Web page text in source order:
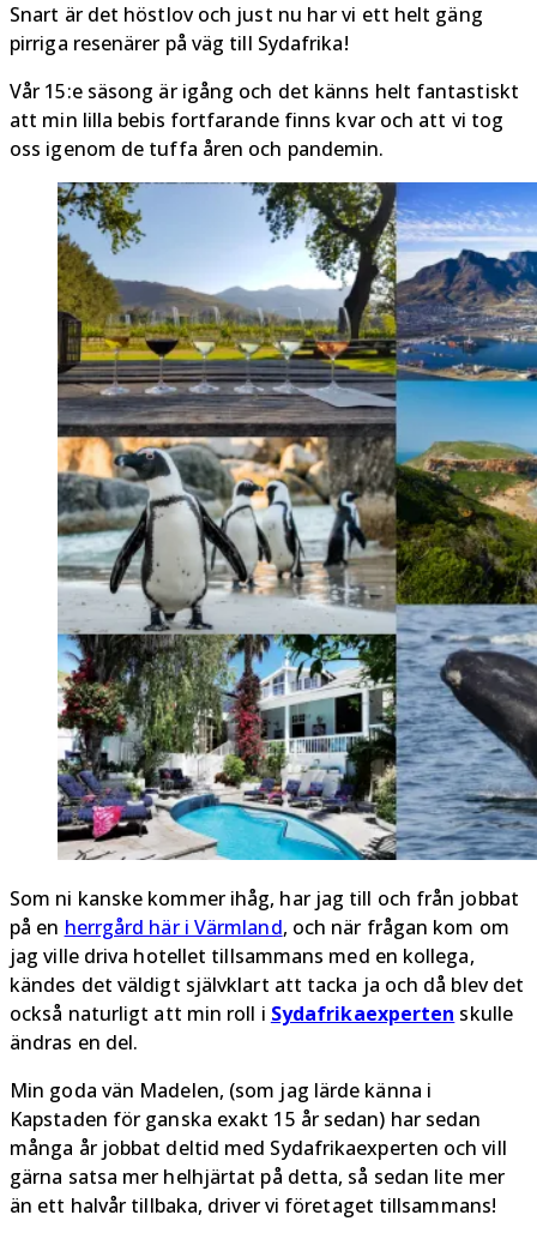
Snart är det höstlov och just nu har vi ett helt gäng
pirriga resenärer på väg till Sydafrika!
Vår 15:e säsong är igång och det känns helt fantastiskt
att min lilla bebis fortfarande finns kvar och att vi tog
oss igenom de tuffa åren och pandemin.
Som ni kanske kommer ihåg, har jag till och från jobbat
på en herrgård här i Värmland, och när frågan kom om
jag ville driva hotellet tillsammans med en kollega,
kändes det väldigt självklart att tacka ja och då blev det
också naturligt att min roll i Sydafrikaexperten skulle
ändras en del.
Min goda vän Madelen, (som jag lärde känna i
Kapstaden för ganska exakt 15 år sedan) har sedan
många år jobbat deltid med Sydafrikaexperten och vill
gärna satsa mer helhjärtat på detta, så sedan lite mer
än ett halvår tillbaka, driver vi företaget tillsammans!